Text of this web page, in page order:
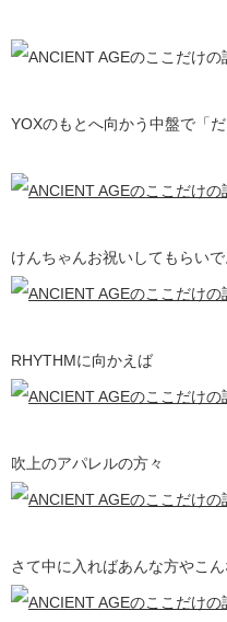
YOXのもとへ向かう中盤で「
けんちゃんお祝いしてもらいで
RHYTHMに向かえば
吹上のアパレルの方々
さて中に入ればあんな方やこん